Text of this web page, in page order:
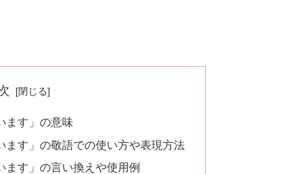
ます」の意味
ます」の敬語での使い方や表現方法
ます」の言い換えや使用例